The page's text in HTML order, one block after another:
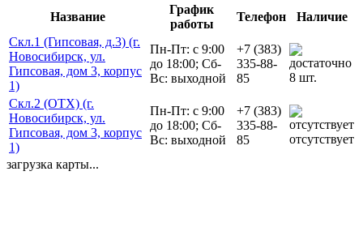
Название
График
работы
Телефон
Наличие
Скл.1 (Гипсовая, д.3) (г.
Новосибирск, ул.
Гипсовая, дом 3, корпус
1)
Пн-Пт: с 9:00
до 18:00; Сб-
Вс: выходной
+7 (383)
335-88-
85
8 шт.
Скл.2 (ОТХ) (г.
Новосибирск, ул.
Гипсовая, дом 3, корпус
1)
Пн-Пт: с 9:00
до 18:00; Сб-
Вс: выходной
+7 (383)
335-88-
85
отсутствует
загрузка карты...